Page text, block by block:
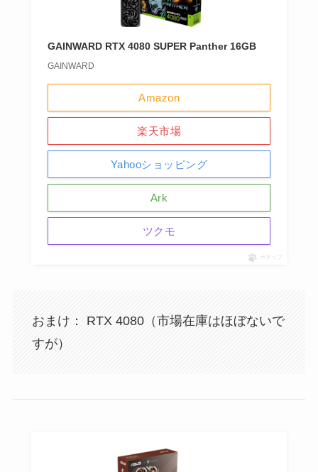
GAINWARD RTX 4080 SUPER Panther 16GB
GAINWARD
Amazon
楽天市場
Yahooショッピング
Ark
ツクモ
ポチップ
おまけ： RTX 4080（市場在庫はほぼないで
すが）